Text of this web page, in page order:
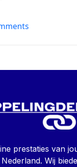
prestaties van
Wij